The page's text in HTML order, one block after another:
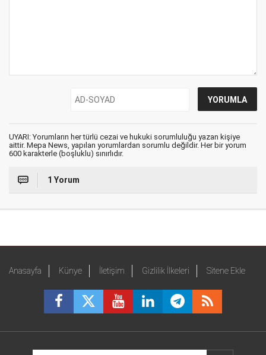
UYARI: Yorumların her türlü cezai ve hukuki sorumluluğu yazan kişiye
aittir. Mepa News, yapılan yorumlardan sorumlu değildir. Her bir yorum
600 karakterle (boşluklu) sınırlıdır.
1 Yorum
Anasayfa Künye İletişim Gizlilik İlkeleri Sitene Ekle